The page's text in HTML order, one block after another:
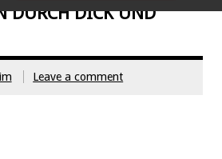
DURCH DICK UND
Leave a comment